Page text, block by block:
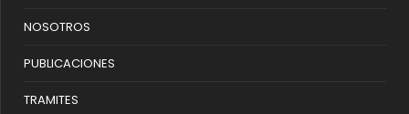
NOSOTROS
PUBLICACIONES
TRAMITES